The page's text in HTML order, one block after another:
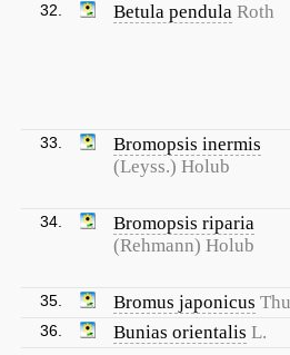
32. Betula pendula Roth
33.
Bromopsis inermis
(Leyss.) Holub
34.
Bromopsis riparia
(Rehmann) Holub
35. Bromus japonicus
36. Bunias orientalis L.